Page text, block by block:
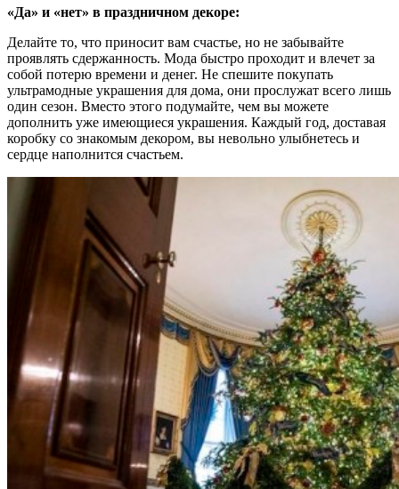
«Да» и «нет» в праздничном декоре:
Делайте то, что приносит вам счастье, но не забывайте
проявлять сдержанность. Мода быстро проходит и влечет за
собой потерю времени и денег. Не спешите покупать
ультрамодные украшения для дома, они прослужат всего лишь
один сезон. Вместо этого подумайте, чем вы можете
дополнить уже имеющиеся украшения. Каждый год, доставая
коробку со знакомым декором, вы невольно улыбнетесь и
сердце наполнится счастьем.